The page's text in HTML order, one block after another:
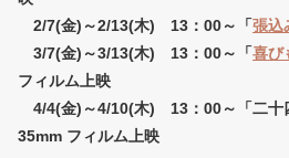
2/7(金)～2/13(木) 13：00～「張込
3/7(金)～3/13(木) 13：00～「喜び
フィルム上映
4/4(金)～4/10(木) 13：00～「二十
35mm フィルム上映